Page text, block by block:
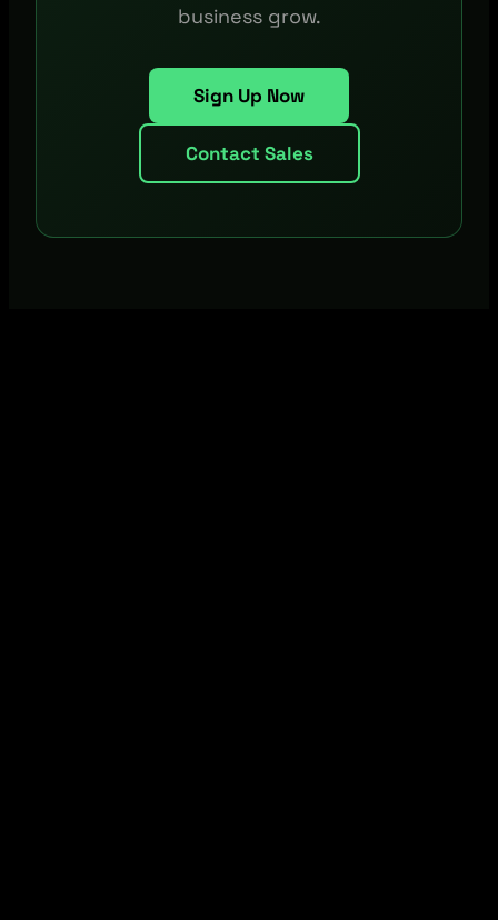
business grow.
Sign Up Now
Contact Sales